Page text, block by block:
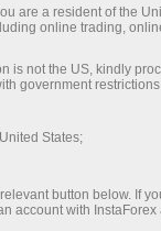
uno de
puede ser
suerte!
are a resident of the
online trading,
is not the US, kindly
government
States;
button below. If
account with InstaForex